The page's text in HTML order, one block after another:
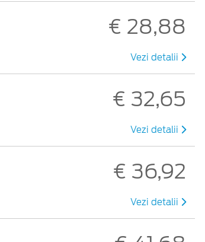
€ 28,88
Vezi detalii
€ 32,65
Vezi detalii
€ 36,92
Vezi detalii